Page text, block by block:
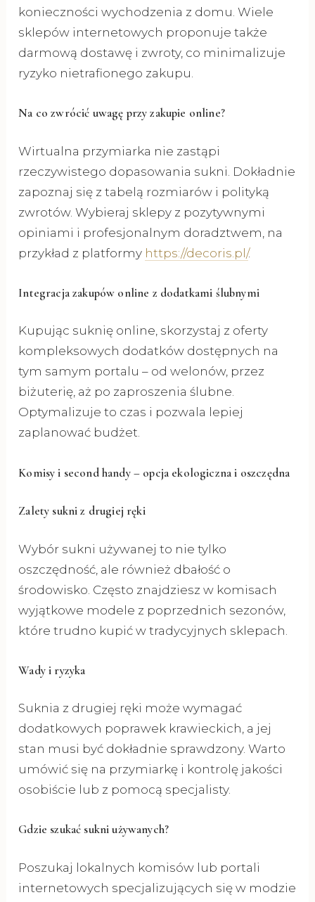
konieczności wychodzenia z domu. Wiele
sklepów internetowych proponuje także
darmową dostawę i zwroty, co minimalizuje
ryzyko nietrafionego zakupu.
Na co zwrócić uwagę przy zakupie online?
Wirtualna przymiarka nie zastąpi
rzeczywistego dopasowania sukni. Dokładnie
zapoznaj się z tabelą rozmiarów i polityką
zwrotów. Wybieraj sklepy z pozytywnymi
opiniami i profesjonalnym doradztwem, na
przykład z platformy https://decoris.pl/.
Integracja zakupów online z dodatkami ślubnymi
Kupując suknię online, skorzystaj z oferty
kompleksowych dodatków dostępnych na
tym samym portalu – od welonów, przez
biżuterię, aż po zaproszenia ślubne.
Optymalizuje to czas i pozwala lepiej
zaplanować budżet.
Komisy i second handy – opcja ekologiczna i oszczędna
Zalety sukni z drugiej ręki
Wybór sukni używanej to nie tylko
oszczędność, ale również dbałość o
środowisko. Często znajdziesz w komisach
wyjątkowe modele z poprzednich sezonów,
które trudno kupić w tradycyjnych sklepach.
Wady i ryzyka
Suknia z drugiej ręki może wymagać
dodatkowych poprawek krawieckich, a jej
stan musi być dokładnie sprawdzony. Warto
umówić się na przymiarkę i kontrolę jakości
osobiście lub z pomocą specjalisty.
Gdzie szukać sukni używanych?
Poszukaj lokalnych komisów lub portali
internetowych specjalizujących się w modzie